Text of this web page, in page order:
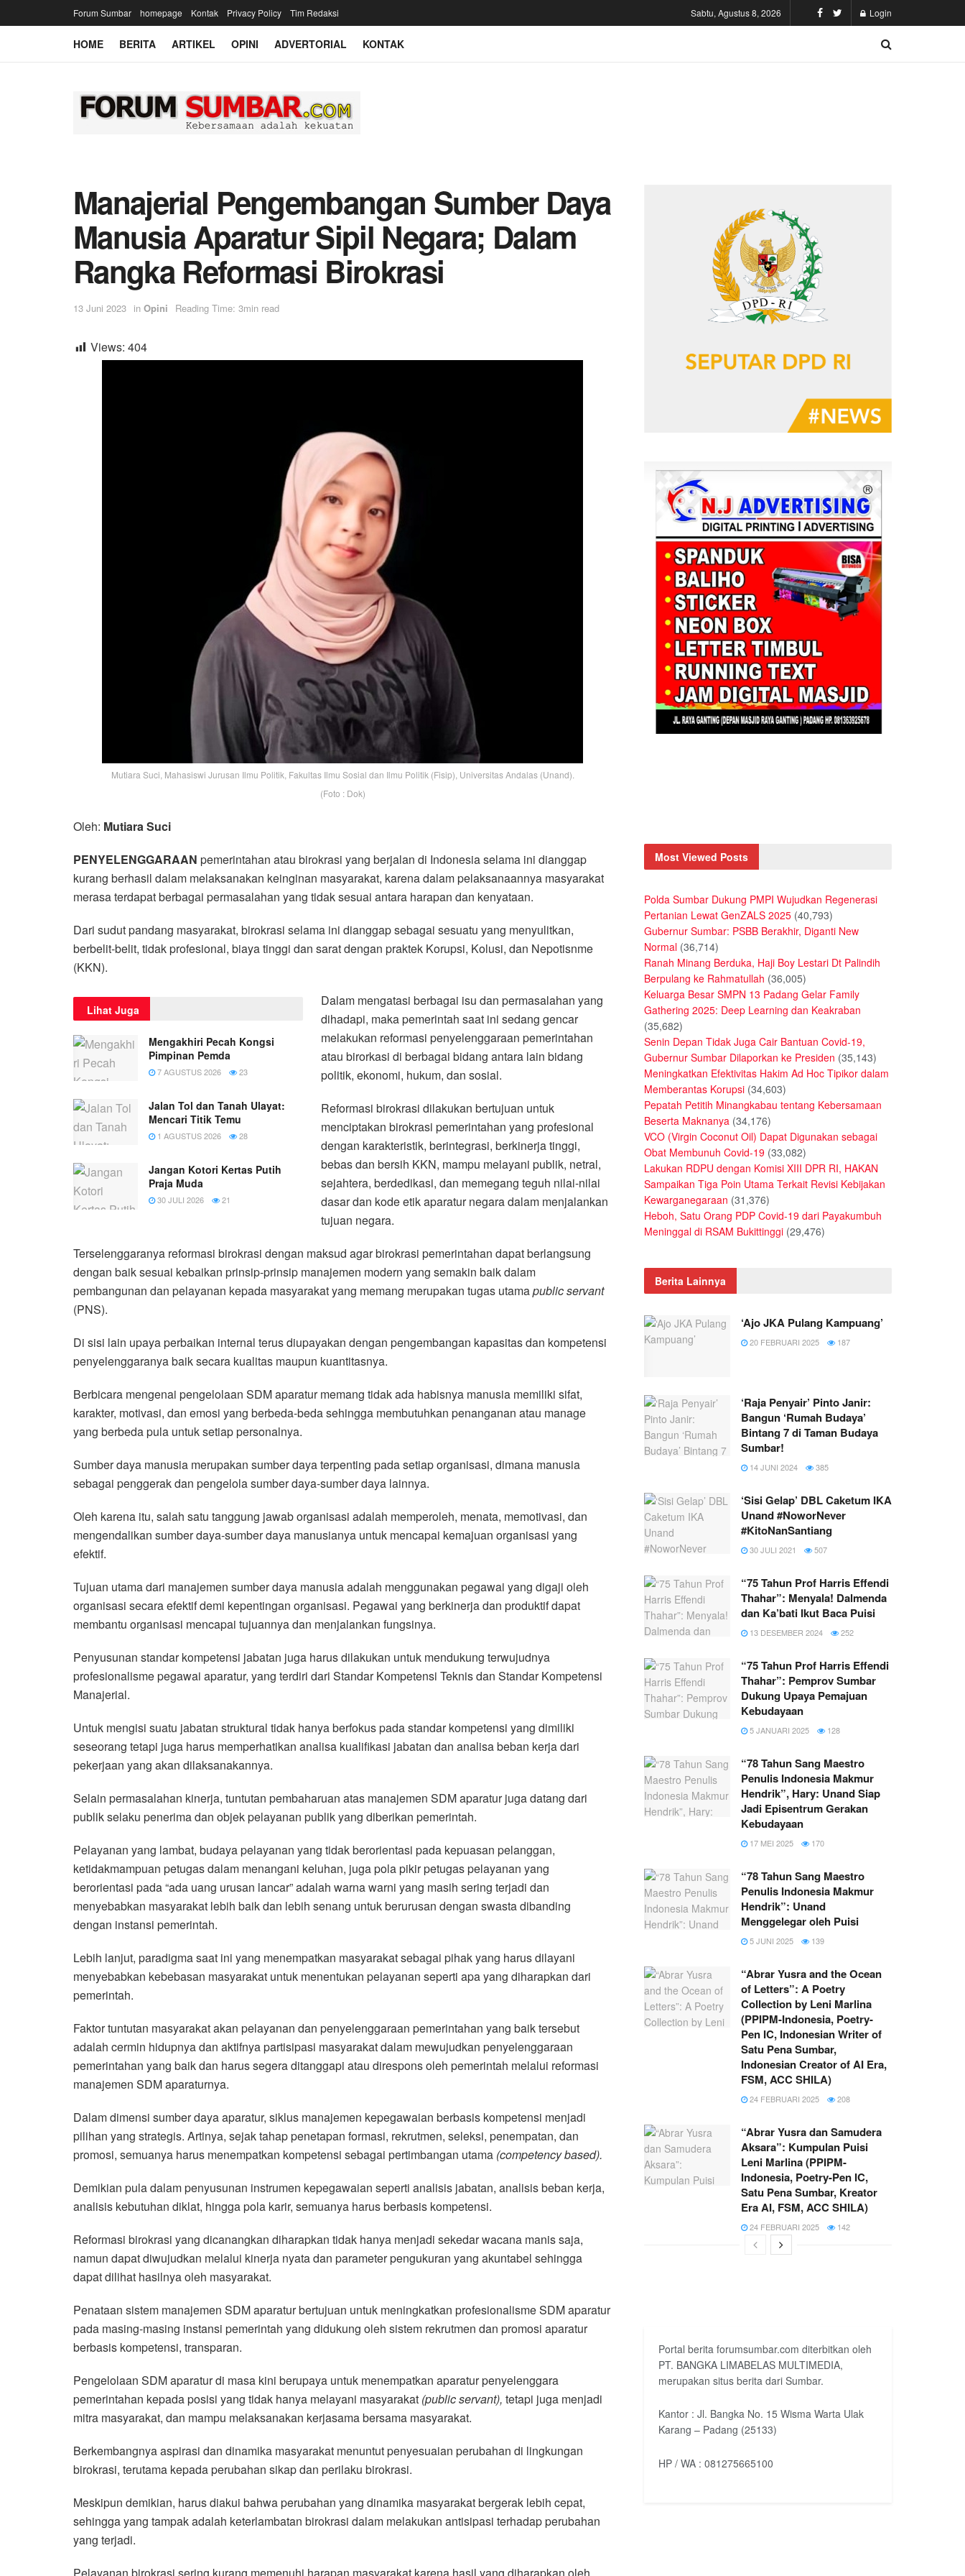
Forum Sumbar homepage Kontak Privacy Policy Tim Redaksi Sabtu, Agustus 8, 2026 Login
HOME BERITA ARTIKEL OPINI ADVERTORIAL KONTAK
Manajerial Pengembangan Sumber Daya
Manusia Aparatur Sipil Negara; Dalam
Rangka Reformasi Birokrasi
13 Juni 2023 in Opini Reading Time: 3min read
Views: 404
Mutiara Suci, Mahasiswi Jurusan Ilmu Politik, Fakultas Ilmu Sosial dan Ilmu Politik (Fisip), Universitas Andalas (Unand).
(Foto : Dok)
Oleh: Mutiara Suci
PENYELENGGARAAN pemerintahan atau birokrasi yang berjalan di Indonesia selama ini dianggap
kurang berhasil dalam melaksanakan keinginan masyarakat, karena dalam pelaksanaannya masyarakat
merasa terdapat berbagai permasalahan yang tidak sesuai antara harapan dan kenyataan.
Dari sudut pandang masyarakat, birokrasi selama ini dianggap sebagai sesuatu yang menyulitkan,
berbelit-belit, tidak profesional, biaya tinggi dan sarat dengan praktek Korupsi, Kolusi, dan Nepotisnme
(KKN).
Lihat Juga
Mengakhiri Pecah Kongsi
Pimpinan Pemda
7 AGUSTUS 2026 23
Jalan Tol dan Tanah Ulayat:
Mencari Titik Temu
1 AGUSTUS 2026 28
Jangan Kotori Kertas Putih
Praja Muda
30 JULI 2026 21
Dalam mengatasi berbagai isu dan permasalahan yang
dihadapi, maka pemerintah saat ini sedang gencar
melakukan reformasi penyelenggaraan pemerintahan
atau birorkasi di berbagai bidang antara lain bidang
politik, ekonomi, hukum, dan sosial.
Reformasi birokrasi dilakukan bertujuan untuk
menciptakan birokrasi pemerintahan yang profesional
dengan karakteristik, berintegrasi, berkinerja tinggi,
bebas dan bersih KKN, mampu melayani publik, netral,
sejahtera, berdedikasi, dan memegang teguh nilai-nilai
dasar dan kode etik aparatur negara dalam menjalankan
tujuan negara.
Terselenggaranya reformasi birokrasi dengan maksud agar birokrasi pemerintahan dapat berlangsung
dengan baik sesuai kebaikan prinsip-prinsip manajemen modern yang semakin baik dalam
pembangunan dan pelayanan kepada masyarakat yang memang merupakan tugas utamapublic servant
(PNS).
Di sisi lain upaya perbaikan internal terus diupayakan dengan pengembangan kapasitas dan kompetensi
penyelenggaranya baik secara kualitas maupun kuantitasnya.
Berbicara mengenai pengelolaan SDM aparatur memang tidak ada habisnya manusia memiliki sifat,
karakter, motivasi, dan emosi yang berbeda-beda sehingga membutuhkan penanganan atau manage
yang berbeda pula untuk setiap personalnya.
Sumber daya manusia merupakan sumber daya terpenting pada setiap organisasi, dimana manusia
sebagai penggerak dan pengelola sumber daya-sumber daya lainnya.
Oleh karena itu, salah satu tanggung jawab organisasi adalah memperoleh, menata, memotivasi, dan
mengendalikan sumber daya-sumber daya manusianya untuk mencapai kemajuan organisasi yang
efektif.
Tujuan utama dari manajemen sumber daya manusia adalah menggunakan pegawai yang digaji oleh
organisasi secara efektif demi kepentingan organisasi. Pegawai yang berkinerja dan produktif dapat
membantu organisasi mencapai tujuannya dan menjalankan fungsinya.
Penyusunan standar kompetensi jabatan juga harus dilakukan untuk mendukung terwujudnya
profesionalisme pegawai aparatur, yang terdiri dari Standar Kompetensi Teknis dan Standar Kompetensi
Manajerial.
Untuk mengisi suatu jabatan struktural tidak hanya berfokus pada standar kompetensi yang dimiliki
seseorang tetapi juga harus memperhatikan analisa kualifikasi jabatan dan analisa beban kerja dari
pekerjaan yang akan dilaksanakannya.
Selain permasalahan kinerja, tuntutan pembaharuan atas manajemen SDM aparatur juga datang dari
publik selaku penerima dan objek pelayanan publik yang diberikan pemerintah.
Pelayanan yang lambat, budaya pelayanan yang tidak berorientasi pada kepuasan pelanggan,
ketidakmampuan petugas dalam menangani keluhan, juga pola pikir petugas pelayanan yang
berorientasi pada “ada uang urusan lancar” adalah warna warni yang masih sering terjadi dan
menyebabkan masyarakat lebih baik dan lebih senang untuk berurusan dengan swasta dibanding
dengan instansi pemerintah.
Lebih lanjut, paradigma saat ini yang menempatkan masyarakat sebagai pihak yang harus dilayani
menyebabkan kebebasan masyarakat untuk menentukan pelayanan seperti apa yang diharapkan dari
pemerintah.
Faktor tuntutan masyarakat akan pelayanan dan penyelenggaraan pemerintahan yang baik tersebut
adalah cermin hidupnya dan aktifnya partisipasi masyarakat dalam mewujudkan penyelenggaraan
pemerintahan yang baik dan harus segera ditanggapi atau direspons oleh pemerintah melalui reformasi
manajemen SDM aparaturnya.
Dalam dimensi sumber daya aparatur, siklus manajemen kepegawaian berbasis kompetensi menjadi
pilihan yang strategis. Artinya, sejak tahap penetapan formasi, rekrutmen, seleksi, penempatan, dan
promosi, semuanya harus menempatkan kompetensi sebagai pertimbangan utama (competency based).
Demikian pula dalam penyusunan instrumen kepegawaian seperti analisis jabatan, analisis beban kerja,
analisis kebutuhan diklat, hingga pola karir, semuanya harus berbasis kompetensi.
Reformasi birokrasi yang dicanangkan diharapkan tidak hanya menjadi sekedar wacana manis saja,
namun dapat diwujudkan melalui kinerja nyata dan parameter pengukuran yang akuntabel sehingga
dapat dilihat hasilnya oleh masyarakat.
Penataan sistem manajemen SDM aparatur bertujuan untuk meningkatkan profesionalisme SDM aparatur
pada masing-masing instansi pemerintah yang didukung oleh sistem rekrutmen dan promosi aparatur
berbasis kompetensi, transparan.
Pengelolaan SDM aparatur di masa kini berupaya untuk menempatkan aparatur penyelenggara
pemerintahan kepada posisi yang tidak hanya melayani masyarakat (public servant), tetapi juga menjadi
mitra masyarakat, dan mampu melaksanakan kerjasama bersama masyarakat.
Berkembangnya aspirasi dan dinamika masyarakat menuntut penyesuaian perubahan di lingkungan
birokrasi, terutama kepada perubahan sikap dan perilaku birokrasi.
Meskipun demikian, harus diakui bahwa perubahan yang dinamika masyarakat bergerak lebih cepat,
sehingga yang tampak adalah keterlambatan birokrasi dalam melakukan antisipasi terhadap perubahan
yang terjadi.
Pelayanan birokrasi sering kurang memenuhi harapan masyarakat karena hasil yang diharapkan oleh
Most Viewed Posts
Polda Sumbar Dukung PMPI Wujudkan Regenerasi
Pertanian Lewat GenZALS 2025 (40,793)
Gubernur Sumbar: PSBB Berakhir, Diganti New
Normal (36,714)
Ranah Minang Berduka, Haji Boy Lestari Dt Palindih
Berpulang ke Rahmatullah (36,005)
Keluarga Besar SMPN 13 Padang Gelar Family
Gathering 2025: Deep Learning dan Keakraban
(35,682)
Senin Depan Tidak Juga Cair Bantuan Covid-19,
Gubernur Sumbar Dilaporkan ke Presiden (35,143)
Meningkatkan Efektivitas Hakim Ad Hoc Tipikor dalam
Memberantas Korupsi (34,603)
Pepatah Petitih Minangkabau tentang Kebersamaan
Beserta Maknanya (34,176)
VCO (Virgin Coconut Oil) Dapat Digunakan sebagai
Obat Membunuh Covid-19 (33,082)
Lakukan RDPU dengan Komisi XIII DPR RI, HAKAN
Sampaikan Tiga Poin Utama Terkait Revisi Kebijakan
Kewarganegaraan (31,376)
Heboh, Satu Orang PDP Covid-19 dari Payakumbuh
Meninggal di RSAM Bukittinggi (29,476)
Berita Lainnya
‘Ajo JKA Pulang Kampuang’
20 FEBRUARI 2025 187
‘Raja Penyair’ Pinto Janir:
Bangun ‘Rumah Budaya’
Bintang 7 di Taman Budaya
Sumbar!
14 JUNI 2024 385
‘Sisi Gelap’ DBL Caketum IKA
Unand #NoworNever
#KitoNanSantiang
30 JULI 2021 507
“75 Tahun Prof Harris Effendi
Thahar”: Menyala! Dalmenda
dan Ka’bati Ikut Baca Puisi
13 DESEMBER 2024 252
“75 Tahun Prof Harris Effendi
Thahar”: Pemprov Sumbar
Dukung Upaya Pemajuan
Kebudayaan
5 JANUARI 2025 128
“78 Tahun Sang Maestro
Penulis Indonesia Makmur
Hendrik”, Hary: Unand Siap
Jadi Episentrum Gerakan
Kebudayaan
17 MEI 2025 170
“78 Tahun Sang Maestro
Penulis Indonesia Makmur
Hendrik”: Unand
Menggelegar oleh Puisi
5 JUNI 2025 139
“Abrar Yusra and the Ocean
of Letters”: A Poetry
Collection by Leni Marlina
(PPIPM-Indonesia, Poetry-
Pen IC, Indonesian Writer of
Satu Pena Sumbar,
Indonesian Creator of AI Era,
FSM, ACC SHILA)
24 FEBRUARI 2025 208
“Abrar Yusra dan Samudera
Aksara”: Kumpulan Puisi
Leni Marlina (PPIPM-
Indonesia, Poetry-Pen IC,
Satu Pena Sumbar, Kreator
Era AI, FSM, ACC SHILA)
24 FEBRUARI 2025 142
Portal berita forumsumbar.com diterbitkan oleh
PT. BANGKA LIMABELAS MULTIMEDIA,
merupakan situs berita dari Sumbar.
Kantor : Jl. Bangka No. 15 Wisma Warta Ulak
Karang – Padang (25133)
HP / WA : 081275665100